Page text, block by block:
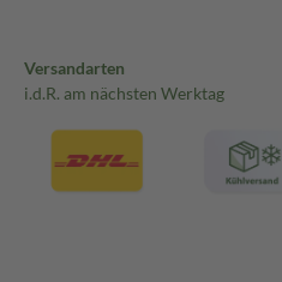
Versandarten
i.d.R. am nächsten Werktag